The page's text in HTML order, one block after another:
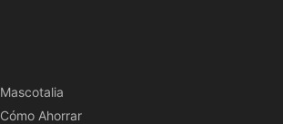
Mascotalia
Cómo Ahorrar